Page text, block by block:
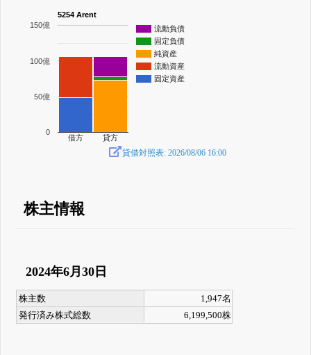
5254 Arent
流動負債
固定負債
純資産
流動資産
固定資産
借方 貸方
0
50億
100億
150億
貸借対照表: 2026/08/06 16:00
株主情報
2024年6月30日
株主数
1,947名
発行済み株式総数
6,199,500株